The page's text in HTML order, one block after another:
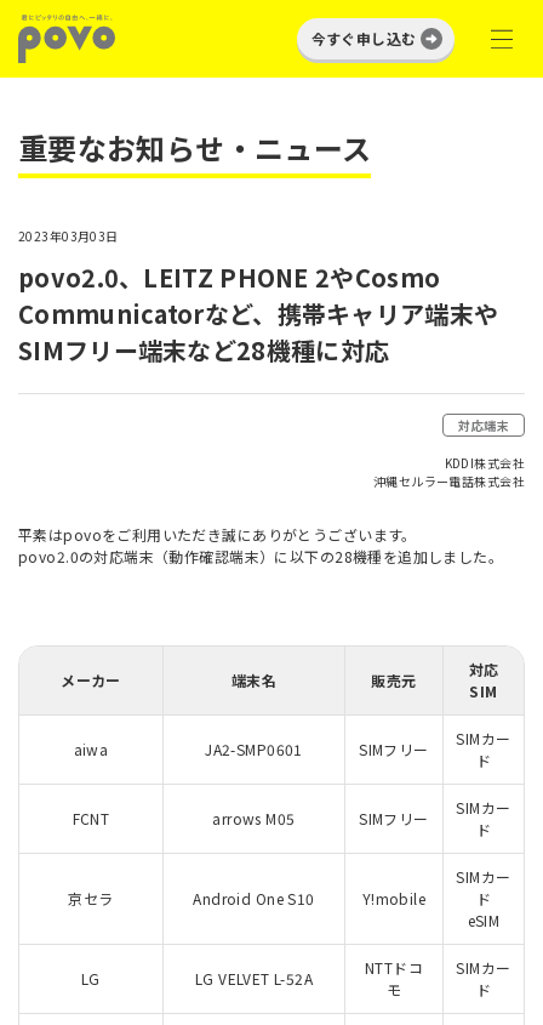
今すぐ申し込む
重要なお知らせ・ニュース
2023年03月03日
povo2.0、LEITZ PHONE 2やCosmo
Communicatorなど、携帯キャリア端末や
SIMフリー端末など28機種に対応
対応端末
KDDI株式会社
沖縄セルラー電話株式会社
平素はpovoをご利用いただき誠にありがとうございます。
povo2.0の対応端末（動作確認端末）に以下の28機種を追加しました。
メーカー 端末名 販売元
対応
SIM
aiwa JA2-SMP0601 SIMフリー
SIMカー
ド
FCNT arrows M05 SIMフリー
SIMカー
ド
京セラ Android One S10 Y!mobile
SIMカー
ド
eSIM
LG LG VELVET L-52A
NTTドコ
モ
SIMカー
ド